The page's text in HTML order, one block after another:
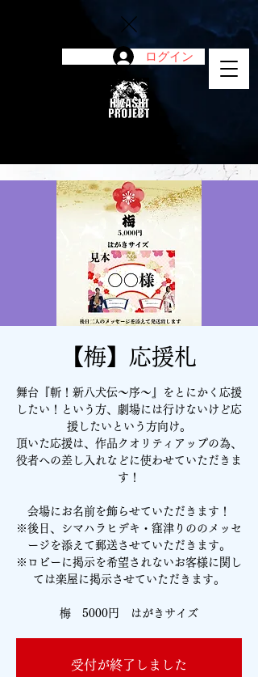
ログイン
【梅】応援札
舞台『斬！新八犬伝～序～』をとにかく応援
したい！という方、劇場には行けないけど応
援したいという方向け。
頂いた応援は、作品クオリティアップの為、
役者への差し入れなどに使わせていただきま
す！
会場にお名前を飾らせていただきます！
※後日、シマハラヒデキ・窪津りののメッセ
ージを添えて郵送させていただきます。
※ロビーに掲示を希望されないお客様に関し
ては楽屋に掲示させていただきます。
梅 5000円 はがきサイズ
受付が終了しました